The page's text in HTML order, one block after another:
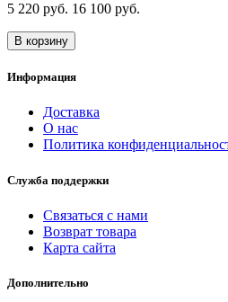
5 220 руб. 16 100 руб.
В корзину
Информация
Доставка
О нас
Политика
Служба поддержки
Связаться с нами
Возврат товара
Карта сайта
Дополнительно